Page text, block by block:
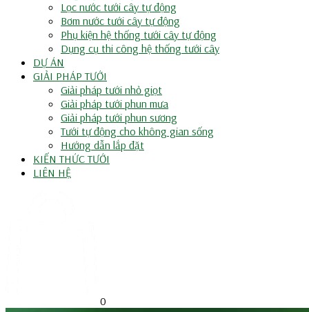
Lọc nước tưới cây tự động
Bơm nước tưới cây tự động
Phụ kiện hệ thống tưới cây tự động
Dụng cụ thi công hệ thống tưới cây
DỰ ÁN
GIẢI PHÁP TƯỚI
Giải pháp tưới nhỏ giọt
Giải pháp tưới phun mưa
Giải pháp tưới phun sương
Tưới tự động cho không gian sống
Hướng dẫn lắp đặt
KIẾN THỨC TƯỚI
LIÊN HỆ
0